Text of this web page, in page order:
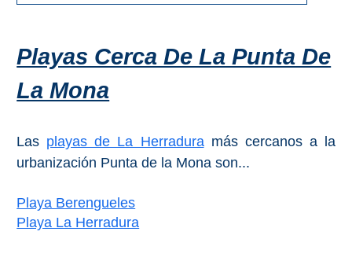
Playas Cerca De La Punta De
La Mona
Las playas de La Herraduramás cercanos a la
urbanización Punta de la Mona son...
Playa Berengueles
Playa La Herradura